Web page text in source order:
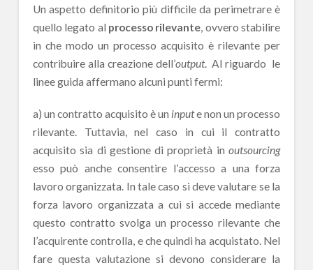
Un aspetto definitorio più difficile da perimetrare è
quello legato al processo rilevante, ovvero stabilire
in che modo un processo acquisito è rilevante per
contribuire alla creazione dell’output. Al riguardo le
linee guida affermano alcuni punti fermi:
a) un contratto acquisito è un inpute non un processo
rilevante. Tuttavia, nel caso in cui il contratto
acquisito sia di gestione di proprietà inoutsourcing
esso può anche consentire l’accesso a una forza
lavoro organizzata. In tale caso si deve valutare se la
forza lavoro organizzata a cui si accede mediante
questo contratto svolga un processo rilevante che
l’acquirente controlla, e che quindi ha acquistato. Nel
fare questa valutazione si devono considerare la